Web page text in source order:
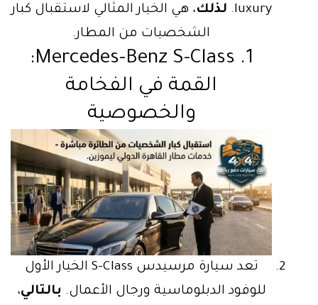
luxury. لذلك، هي الخيار المثالي لاستقبال كبار
الشخصيات من المطار.
1. Mercedes-Benz S-Class:
القمة في الفخامة
والخصوصية
تعد سيارة مرسيدس S-Class الخيار الأول
للوفود الدبلوماسية ورجال الأعمال.بالتالي،